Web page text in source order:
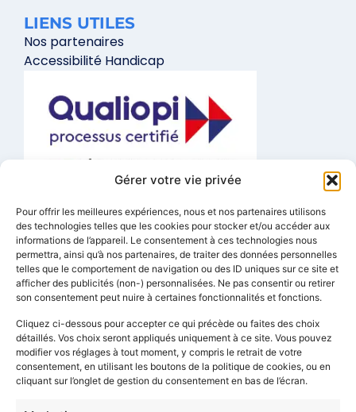
Gérer votre vie privée
Pour offrir les meilleures expériences, nous et nos partenaires utilisons
des technologies telles que les cookies pour stocker et/ou accéder aux
informations de l’appareil. Le consentement à ces technologies nous
permettra, ainsi qu’à nos partenaires, de traiter des données personnelles
telles que le comportement de navigation ou des ID uniques sur ce site et
afficher des publicités (non-) personnalisées. Ne pas consentir ou retirer
son consentement peut nuire à certaines fonctionnalités et fonctions.
Cliquez ci-dessous pour accepter ce qui précède ou faites des choix
détaillés. Vos choix seront appliqués uniquement à ce site. Vous pouvez
modifier vos réglages à tout moment, y compris le retrait de votre
consentement, en utilisant les boutons de la politique de cookies, ou en
cliquant sur l’onglet de gestion du consentement en bas de l’écran.
LIENS UTILES
Nos partenaires
Accessibilité Handicap
d’action suivante :Actions de formation
FORMATIONS A DISTANCE
01 84 80 29 64
info@lexis-ecole-de-langues.fr
1 Rue Edouard Vaillant, 93170 Bagnolet
3 Rue Marceau, 84480 Bonnieux
Prendre rendez-vous